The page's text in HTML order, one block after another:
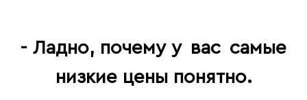
- Ладно, почему у вас самые
низкие цены понятно.